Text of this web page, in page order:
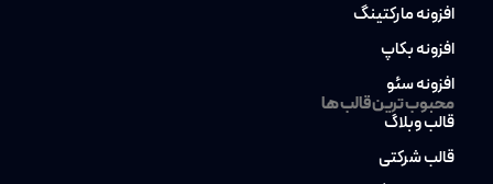
افزونه مارکتینگ
افزونه بکاپ
افزونه سئو
محبوب ترین قالب ها
قالب وبلاگ
قالب شرکتی